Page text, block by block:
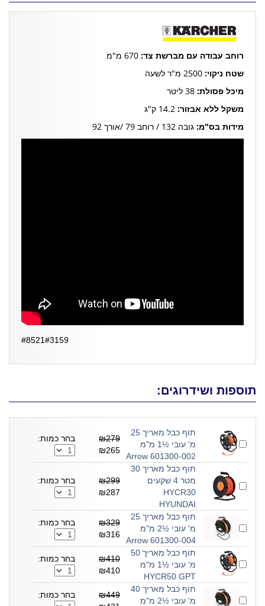
רוחב עבודה עם מברשת צד: 670 מ"מ
שטח ניקוי: 2500 מ"ר לשעה
מיכל פסולת: 38 ליטר
משקל ללא אבזור: 14.2 ק"ג
מידות בס"מ: גובה 132 / רוחב 79 /אורך 92
#8521#3159
תוספות ושידרוגים:
תוף כבל מאריך 25
מ' עובי ½1 מ"מ
601300-002 Arrow
₪279
בחר כמות:
תוף כבל מאריך 30
מטר 4 שקעים
HYCR30
HYUNDAI
₪299
בחר כמות:
תוף כבל מאריך 25
מ' עובי ½2 מ"מ
601300-004 Arrow
₪329
בחר כמות:
תוף כבל מאריך 50
מ' עובי ½1 מ"מ
HYCR50 GPT
₪410
בחר כמות:
תוף כבל מאריך 40
מ' עובי ½2 מ"מ
₪449
בחר כמות: